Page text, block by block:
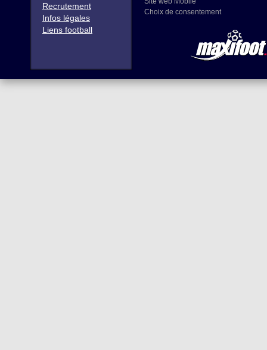
Recrutement
Infos légales
Liens football
Choix de consentement